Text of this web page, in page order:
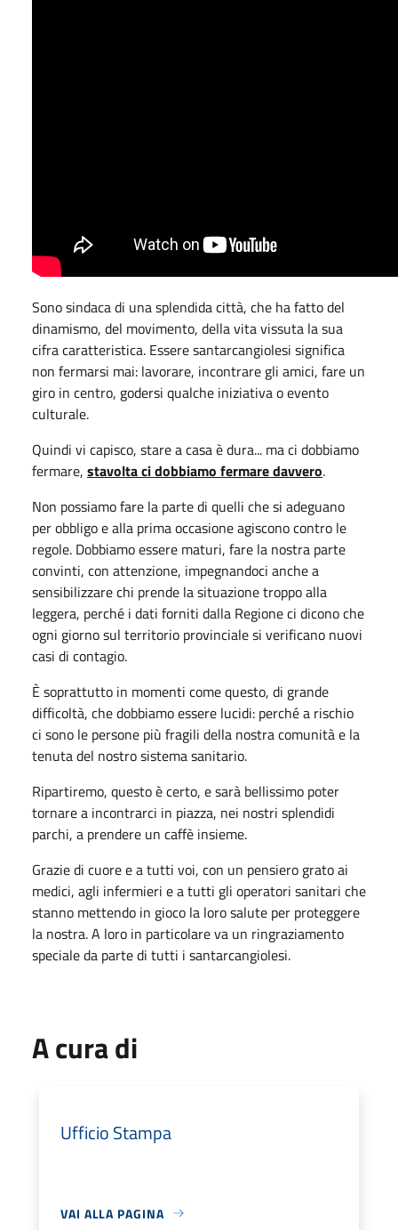
Sono sindaca di una splendida città, che ha fatto del
dinamismo, del movimento, della vita vissuta la sua
cifra caratteristica. Essere santarcangiolesi significa
non fermarsi mai: lavorare, incontrare gli amici, fare un
giro in centro, godersi qualche iniziativa o evento
culturale.
Quindi vi capisco, stare a casa è dura... ma ci dobbiamo
fermare, stavolta ci dobbiamo fermare davvero.
Non possiamo fare la parte di quelli che si adeguano
per obbligo e alla prima occasione agiscono contro le
regole. Dobbiamo essere maturi, fare la nostra parte
convinti, con attenzione, impegnandoci anche a
sensibilizzare chi prende la situazione troppo alla
leggera, perché i dati forniti dalla Regione ci dicono che
ogni giorno sul territorio provinciale si verificano nuovi
casi di contagio.
È soprattutto in momenti come questo, di grande
difficoltà, che dobbiamo essere lucidi: perché a rischio
ci sono le persone più fragili della nostra comunità e la
tenuta del nostro sistema sanitario.
Ripartiremo, questo è certo, e sarà bellissimo poter
tornare a incontrarci in piazza, nei nostri splendidi
parchi, a prendere un caffè insieme.
Grazie di cuore e a tutti voi, con un pensiero grato ai
medici, agli infermieri e a tutti gli operatori sanitari che
stanno mettendo in gioco la loro salute per proteggere
la nostra. A loro in particolare va un ringraziamento
speciale da parte di tutti i santarcangiolesi.
A cura di
Ufficio Stampa
VAI ALLA PAGINA